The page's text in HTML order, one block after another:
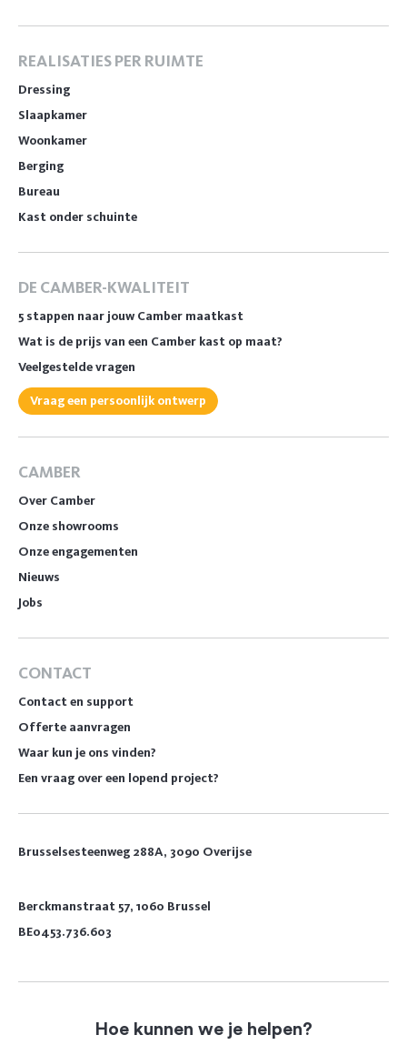
REALISATIES PER RUIMTE
Dressing
Slaapkamer
Woonkamer
Berging
Bureau
Kast onder schuinte
DE CAMBER-KWALITEIT
5 stappen naar jouw Camber maatkast
Wat is de prijs van een Camber kast op maat?
Veelgestelde vragen
Vraag een persoonlijk ontwerp
CAMBER
Over Camber
Onze showrooms
Onze engagementen
Nieuws
Jobs
CONTACT
Contact en support
Offerte aanvragen
Waar kun je ons vinden?
Een vraag over een lopend project?
Brusselsesteenweg 288A, 3090 Overijse
Berckmanstraat 57, 1060 Brussel
BE0453.736.603
Hoe kunnen we je helpen?